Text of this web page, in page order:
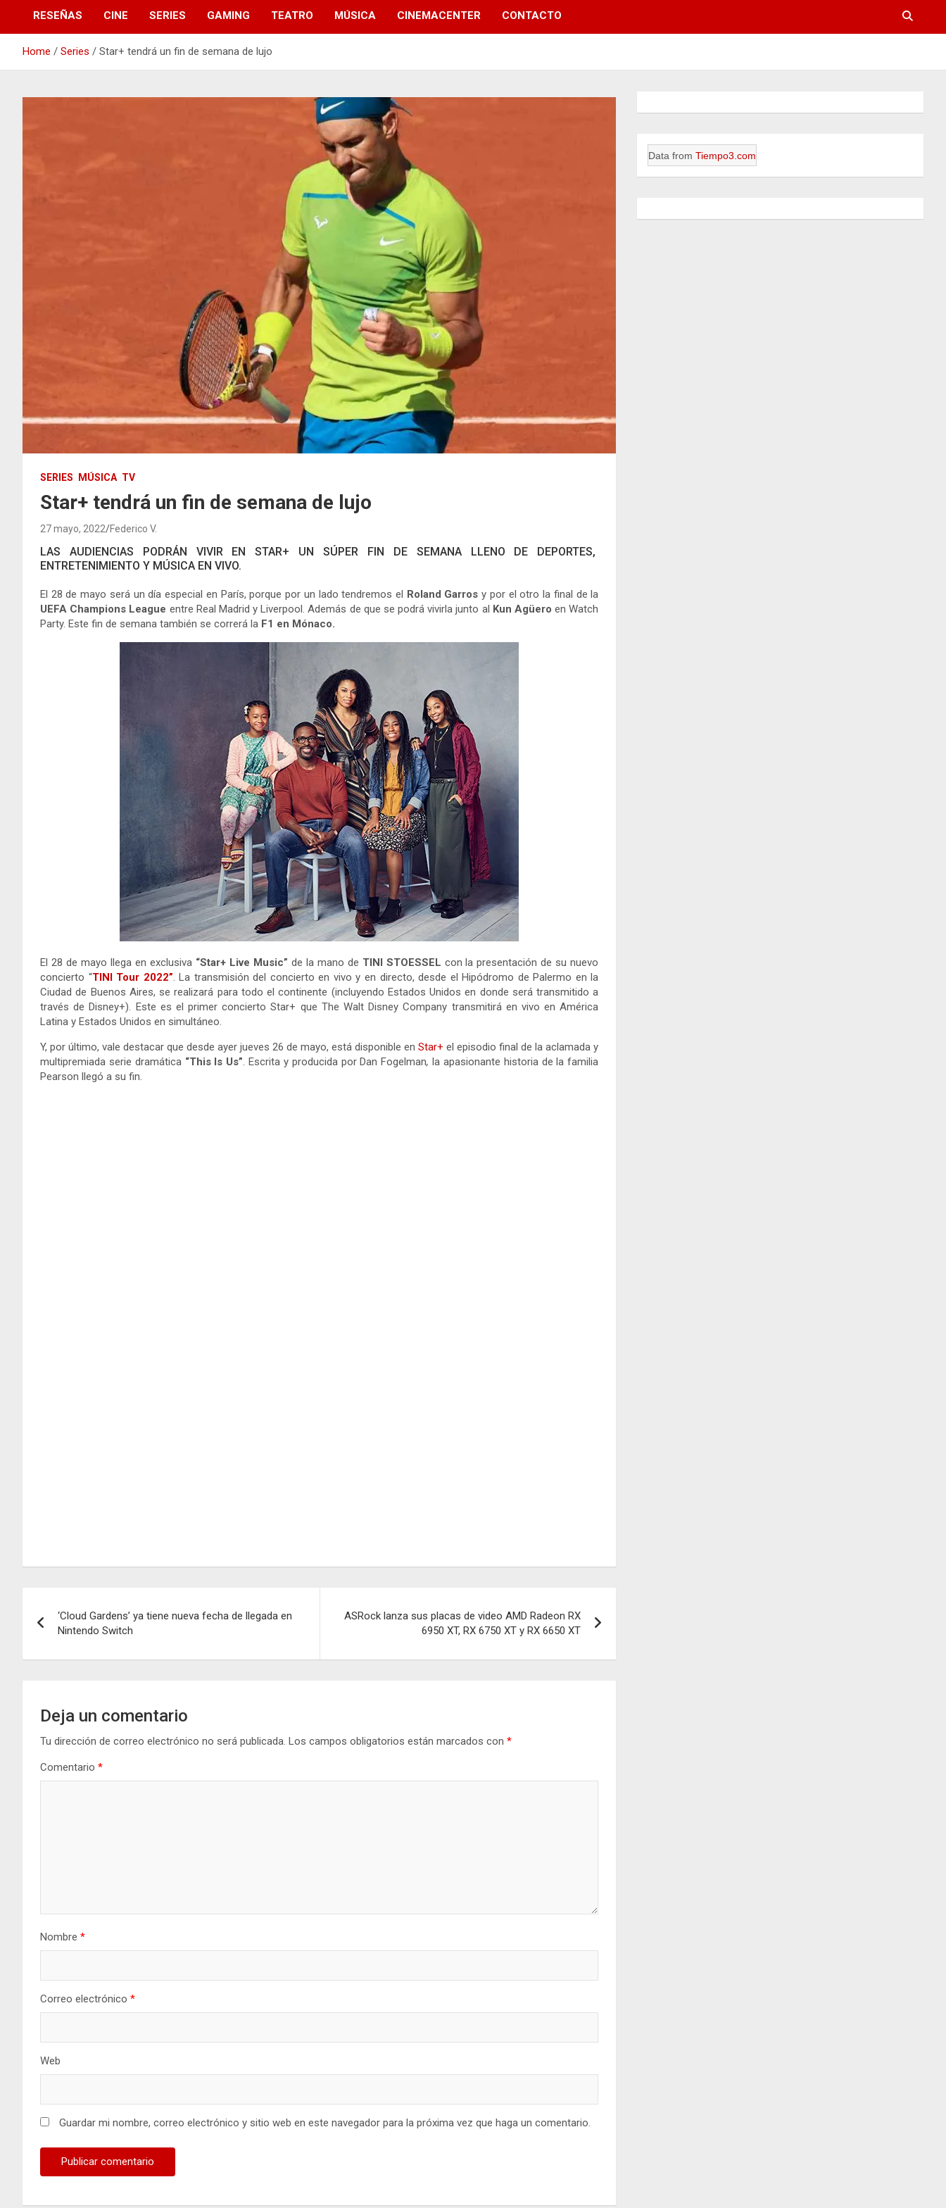
RESEÑAS CINE SERIES GAMING TEATRO MÚSICA CINEMACENTER CONTACTO
Home Series Star+ tendrá un fin de semana de lujo
SERIES MÚSICA TV
Star+ tendrá un fin de semana de lujo
27 mayo, 2022 Federico V.
LAS AUDIENCIAS PODRÁN VIVIR EN STAR+ UN SÚPER FIN DE SEMANA LLENO DE DEPORTES,
ENTRETENIMIENTO Y MÚSICA EN VIVO.
El 28 de mayo será un día especial en París, porque por un lado tendremos el Roland Garrosy por el otro la final de la
UEFA Champions League entre Real Madrid y Liverpool. Además de que se podrá vivirla junto al Kun Agüero en Watch
Party. Este fin de semana también se correrá la F1 en Mónaco.
El 28 de mayo llega en exclusiva “Star+ Live Music” de la mano de TINI STOESSEL con la presentación de su nuevo
concierto “TINI Tour 2022”. La transmisión del concierto en vivo y en directo, desde el Hipódromo de Palermo en la
Ciudad de Buenos Aires, se realizará para todo el continente (incluyendo Estados Unidos en donde será transmitido a
través de Disney+). Este es el primer concierto Star+ que The Walt Disney Company transmitirá en vivo en América
Latina y Estados Unidos en simultáneo.
Y, por último, vale destacar que desde ayer jueves 26 de mayo, está disponible en Star+ el episodio final de la aclamada y
multipremiada serie dramática “This Is Us”. Escrita y producida por Dan Fogelman,la apasionante historia de la familia
Pearson llegó a su fin.
de
entradas
‘Cloud Gardens’ ya tiene nueva fecha de llegada en
Nintendo Switch
ASRock lanza sus placas de video AMD Radeon RX
6950 XT, RX 6750 XT y RX 6650 XT
Deja un comentario
Tu dirección de correo electrónico no será publicada. Los campos obligatorios están marcados con *
Comentario *
Nombre *
Correo electrónico *
Web
Guardar mi nombre, correo electrónico y sitio web en este navegador para la próxima vez que haga un comentario.
Data fromTiempo3.com